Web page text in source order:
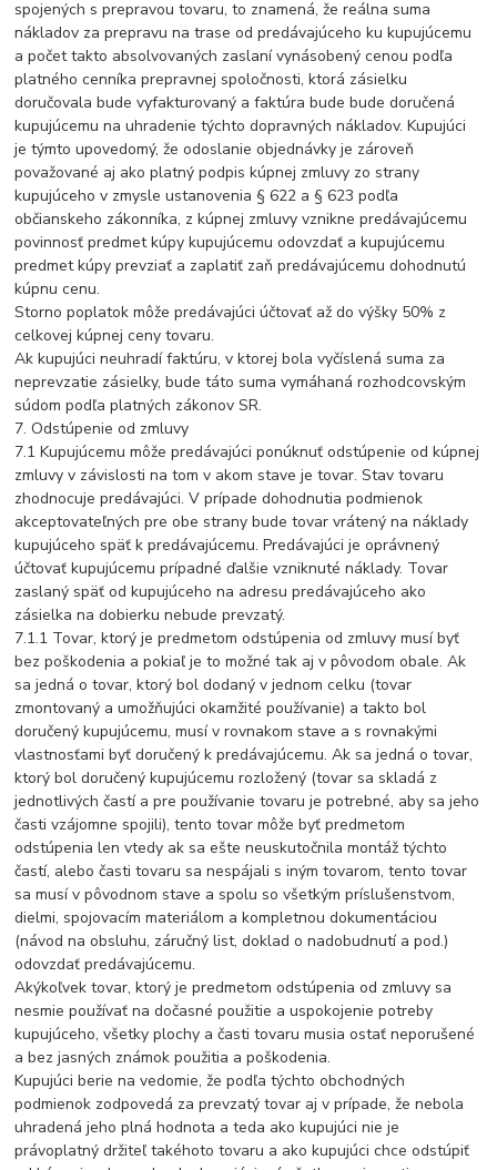
spojených s prepravou tovaru, to znamená, že reálna suma
nákladov za prepravu na trase od predávajúceho ku kupujúcemu
a počet takto absolvovaných zaslaní vynásobený cenou podľa
platného cenníka prepravnej spoločnosti, ktorá zásielku
doručovala bude vyfakturovaný a faktúra bude bude doručená
kupujúcemu na uhradenie týchto dopravných nákladov. Kupujúci
je týmto upovedomý, že odoslanie objednávky je zároveň
považované aj ako platný podpis kúpnej zmluvy zo strany
kupujúceho v zmysle ustanovenia § 622 a § 623 podľa
občianskeho zákonníka, z kúpnej zmluvy vznikne predávajúcemu
povinnosť predmet kúpy kupujúcemu odovzdať a kupujúcemu
predmet kúpy prevziať a zaplatiť zaň predávajúcemu dohodnutú
kúpnu cenu.
Storno poplatok môže predávajúci účtovať až do výšky 50% z
celkovej kúpnej ceny tovaru.
Ak kupujúci neuhradí faktúru, v ktorej bola vyčíslená suma za
neprevzatie zásielky, bude táto suma vymáhaná rozhodcovským
súdom podľa platných zákonov SR.
7. Odstúpenie od zmluvy
7.1 Kupujúcemu môže predávajúci ponúknuť odstúpenie od kúpnej
zmluvy v závislosti na tom v akom stave je tovar. Stav tovaru
zhodnocuje predávajúci. V prípade dohodnutia podmienok
akceptovateľných pre obe strany bude tovar vrátený na náklady
kupujúceho späť k predávajúcemu. Predávajúci je oprávnený
účtovať kupujúcemu prípadné ďalšie vzniknuté náklady. Tovar
zaslaný späť od kupujúceho na adresu predávajúceho ako
zásielka na dobierku nebude prevzatý.
7.1.1 Tovar, ktorý je predmetom odstúpenia od zmluvy musí byť
bez poškodenia a pokiaľ je to možné tak aj v pôvodom obale. Ak
sa jedná o tovar, ktorý bol dodaný v jednom celku (tovar
zmontovaný a umožňujúci okamžité používanie) a takto bol
doručený kupujúcemu, musí v rovnakom stave a s rovnakými
vlastnosťami byť doručený k predávajúcemu. Ak sa jedná o tovar,
ktorý bol doručený kupujúcemu rozložený (tovar sa skladá z
jednotlivých častí a pre používanie tovaru je potrebné, aby sa jeho
časti vzájomne spojili), tento tovar môže byť predmetom
odstúpenia len vtedy ak sa ešte neuskutočnila montáž týchto
častí, alebo časti tovaru sa nespájali s iným tovarom, tento tovar
sa musí v pôvodnom stave a spolu so všetkým príslušenstvom,
dielmi, spojovacím materiálom a kompletnou dokumentáciou
(návod na obsluhu, záručný list, doklad o nadobudnutí a pod.)
odovzdať predávajúcemu.
Akýkoľvek tovar, ktorý je predmetom odstúpenia od zmluvy sa
nesmie používať na dočasné použitie a uspokojenie potreby
kupujúceho, všetky plochy a časti tovaru musia ostať neporušené
a bez jasných známok použitia a poškodenia.
Kupujúci berie na vedomie, že podľa týchto obchodných
podmienok zodpovedá za prevzatý tovar aj v prípade, že nebola
uhradená jeho plná hodnota a teda ako kupujúci nie je
právoplatný držiteľ takéhoto tovaru a ako kupujúci chce odstúpiť